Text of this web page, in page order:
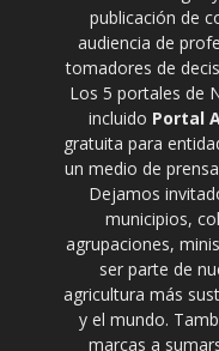
publicación de
audiencia de
tomadores de
Los 5 portales de
incluido Portal
gratuita para
un medio de
Dejamos
municipios,
agrupaciones,
ser parte de
agricultura más
y el mundo.
marcas a